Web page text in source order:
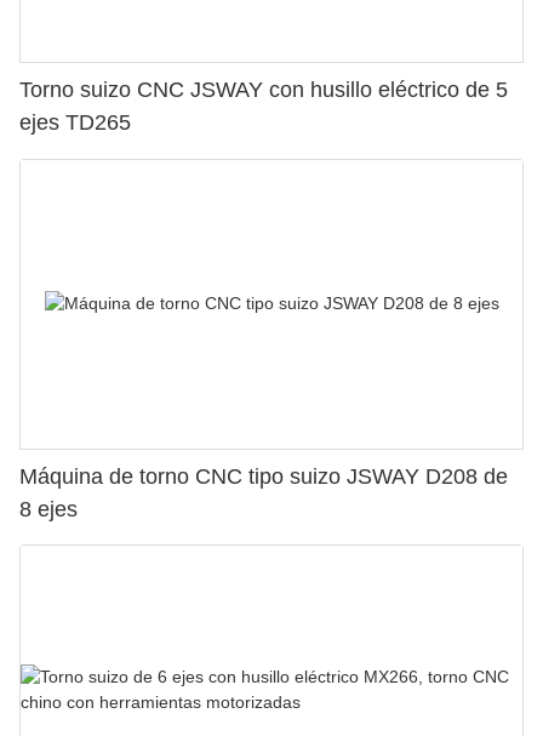
Torno suizo CNC JSWAY con husillo eléctrico de 5
ejes TD265
Máquina de torno CNC tipo suizo JSWAY D208 de
8 ejes